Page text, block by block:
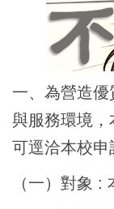
一、為營造
與服務環境，
可逕洽本校申
（一）對象 :